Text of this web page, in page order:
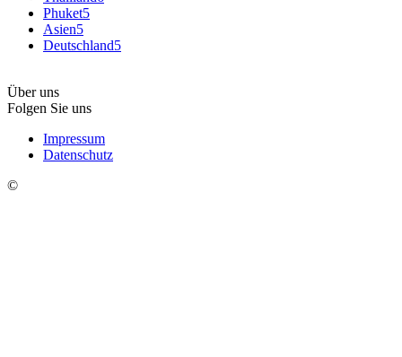
Phuket5
Asien5
Deutschland5
Über uns
Folgen Sie uns
Impressum
Datenschutz
©